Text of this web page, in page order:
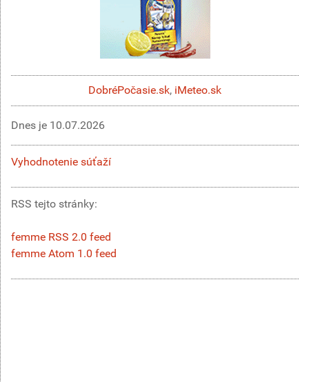
DobréPočasie.sk, iMeteo.sk
Dnes je 10.07.2026
Vyhodnotenie súťaží
RSS tejto stránky:
femme RSS 2.0 feed
femme Atom 1.0 feed